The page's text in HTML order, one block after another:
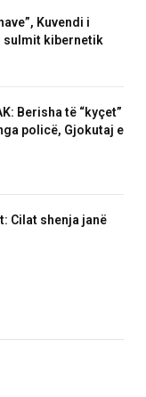
Kuvendi i
sulmit kibernetik
Berisha të “kyçet”
policë, Gjokutaj e
Cilat shenja janë